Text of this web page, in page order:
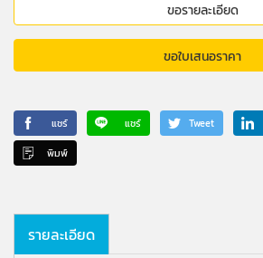
ขอรายละเอียด
ขอใบเสนอราคา
แชร์ แชร์ Tweet
พิมพ์
รายละเอียด